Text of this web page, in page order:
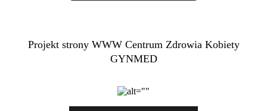
Projekt strony WWW Centrum Zdrowia Kobiety
GYNMED